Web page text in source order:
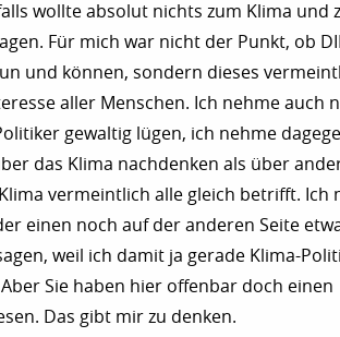
wollte absolut nichts zum Klima und
Für mich war nicht der Punkt, ob
und können, sondern dieses
aller Menschen. Ich nehme auch
gewaltig lügen, ich nehme
das Klima nachdenken als über
vermeintlich alle gleich betrifft. Ich
einen noch auf der anderen Seite
weil ich damit ja gerade Klima-
Sie haben hier offenbar doch einen
Das gibt mir zu denken.